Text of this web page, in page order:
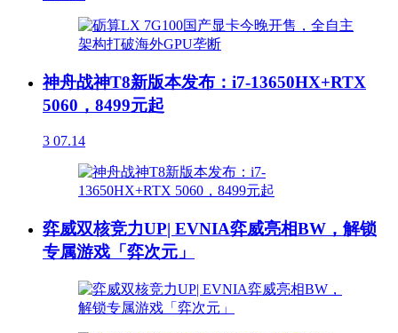
神舟战神T8新版本发布：i7-13650HX+RTX
5060，8499元起
3 07.14
弈威双核竞力UP| EVNIA弈威亮相BW，解锁
专属游戏「弈次元」